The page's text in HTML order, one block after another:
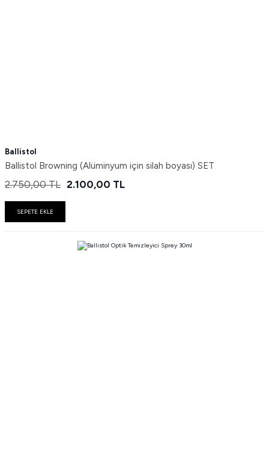
Ballistol
Ballistol Browning (Alüminyum için silah boyası) SET
2.750,00 TL 2.100,00 TL
SEPETE EKLE